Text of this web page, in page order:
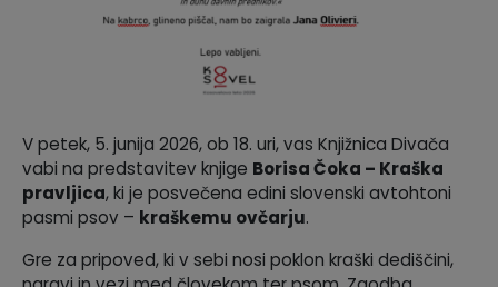
V petek, 5. junija 2026, ob 18. uri, vas Knjižnica Divača
vabi na predstavitev knjige Borisa Čoka – Kraška
pravljica, ki je posvečena edini slovenski avtohtoni
pasmi psov – kraškemu ovčarju.
Gre za pripoved, ki v sebi nosi poklon kraški dediščini,
Katalog informacij javnega značaja